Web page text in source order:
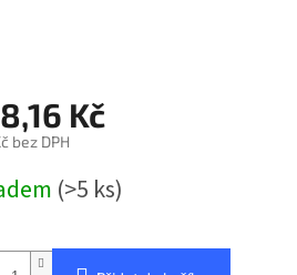
Kč
bez DPH
(>5 ks)